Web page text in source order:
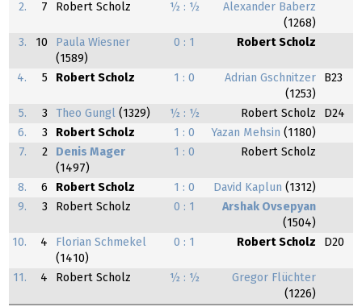
2. 7 Robert Scholz ½ : ½
Alexander Baberz
(1268)
3.
10
Paula Wiesner
(1589)
0 : 1 Robert Scholz
4. 5 Robert Scholz 1 : 0
Adrian Gschnitzer
(1253)
B23
5. 3 Theo Gungl (1329) ½ : ½ Robert Scholz
D24
6.
3 Robert Scholz 1 : 0 Yazan Mehsin (1180)
7.
2
Denis Mager
(1497)
1 : 0 Robert Scholz
8. 6 Robert Scholz 1 : 0 David Kaplun (1312)
9.
3 Robert Scholz 0 : 1
Arshak Ovsepyan
(1504)
10.
4
Florian Schmekel
(1410)
0 : 1 Robert Scholz D20
11. 4 Robert Scholz ½ : ½
Gregor Flüchter
(1226)